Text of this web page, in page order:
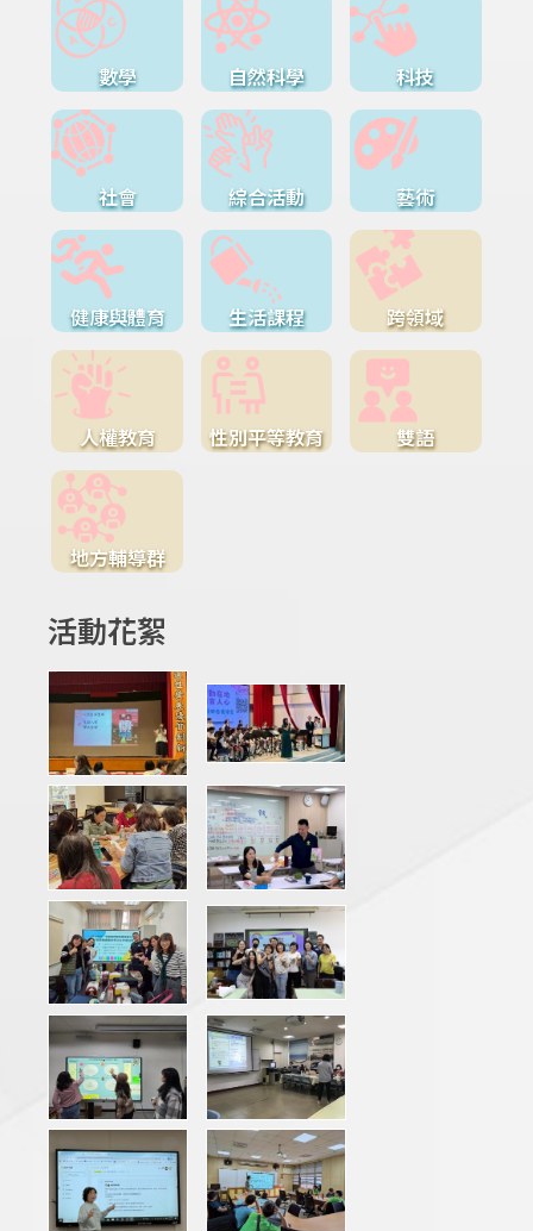
數學 自然科學 科技
社會 綜合活動 藝術
健康與體育 生活課程 跨領域
人權教育 性別平等教育 雙語
地方輔導群
活動花絮